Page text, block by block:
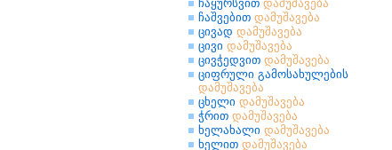
ჩაყურსვით დამუშავება
ჩაშვებით დამუშავება
ცივად დამუშავება
ცივი დამუშავება
ცივჭედვით დამუშავება
ციფრული გამოსახულების
დამუშავება
ცხელი დამუშავება
ჭრით დამუშავება
ხელახალი დამუშავება
ხელით დამუშავება